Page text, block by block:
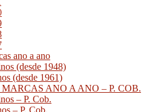
ano a ano
(desde 1948)
(desde 1961)
ANO A ANO – P. COB.
– P. Cob.
– P. Cob.